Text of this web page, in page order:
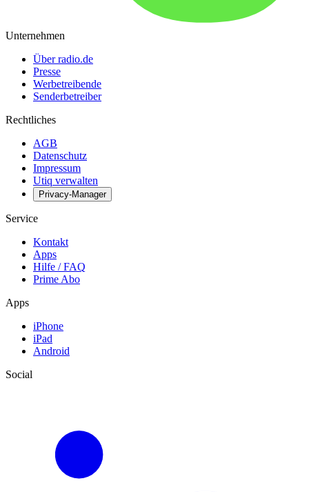
Unternehmen
Über radio.de
Presse
Werbetreibende
Senderbetreiber
Rechtliches
AGB
Datenschutz
Impressum
Utiq verwalten
Privacy-Manager
Service
Kontakt
Apps
Hilfe / FAQ
Prime Abo
Apps
iPhone
iPad
Android
Social